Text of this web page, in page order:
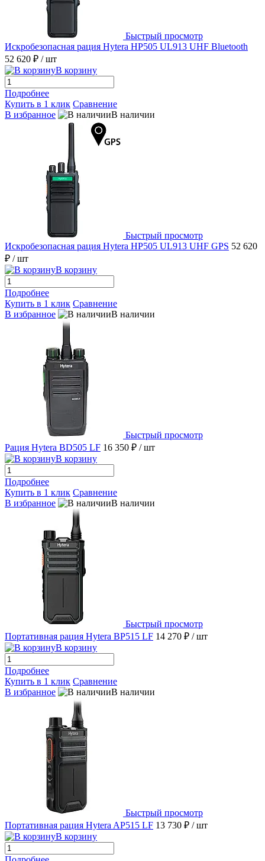
Быстрый просмотр
Искробезопасная рация Hytera HP505 UL913 UHF Bluetooth
52 620 ₽ / шт
В корзину
Подробнее
Купить в 1 клик Сравнение
В избранное
В наличии
Быстрый просмотр
Искробезопасная рация Hytera HP505 UL913 UHF GPS 52 620
₽ / шт
В корзину
Подробнее
Купить в 1 клик Сравнение
В избранное
В наличии
Быстрый просмотр
Рация Hytera BD505 LF 16 350 ₽ / шт
В корзину
Подробнее
Купить в 1 клик Сравнение
В избранное
В наличии
Быстрый просмотр
Портативная рация Hytera BP515 LF 14 270 ₽ / шт
В корзину
Подробнее
Купить в 1 клик Сравнение
В избранное
В наличии
Быстрый просмотр
Портативная рация Hytera AP515 LF 13 730 ₽ / шт
В корзину